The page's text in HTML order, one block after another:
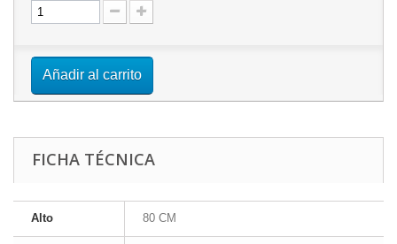
Añadir al carrito
FICHA TÉCNICA
Alto 80 CM